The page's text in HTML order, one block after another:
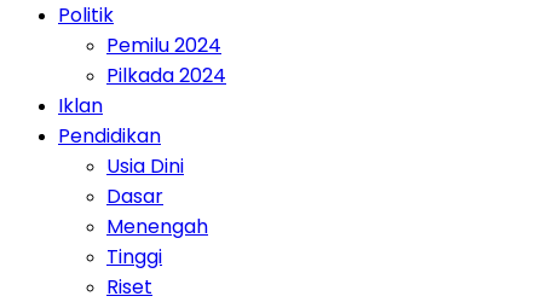
Politik
Pemilu 2024
Pilkada 2024
Iklan
Pendidikan
Usia Dini
Dasar
Menengah
Tinggi
Riset